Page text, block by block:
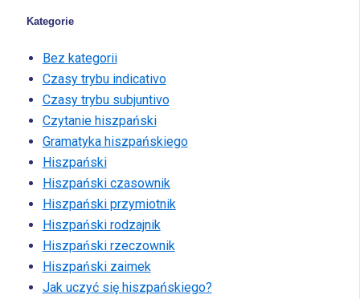
Kategorie
Bez kategorii
Czasy trybu indicativo
Czasy trybu subjuntivo
Czytanie hiszpański
Gramatyka hiszpańskiego
Hiszpański
Hiszpański czasownik
Hiszpański przymiotnik
Hiszpański rodzajnik
Hiszpański rzeczownik
Hiszpański zaimek
Jak uczyć się hiszpańskiego?